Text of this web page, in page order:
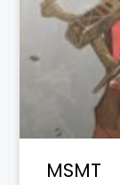
MSMT